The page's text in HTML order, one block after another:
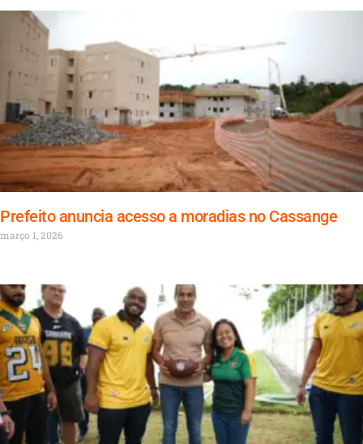
Prefeito anuncia acesso a moradias no Cassange
março 1, 2026